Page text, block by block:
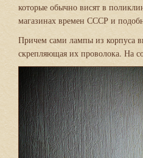
которые обычно висят в
магазинах времен СССР и
Причем сами лампы из корпуса
скрепляющая их проволока. На